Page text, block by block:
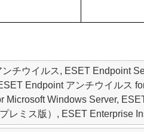
チウイルス, ESET Endpoint
Endpoint アンチウイルス
Microsoft Windows Server,
レミス版）, ESET Enterprise